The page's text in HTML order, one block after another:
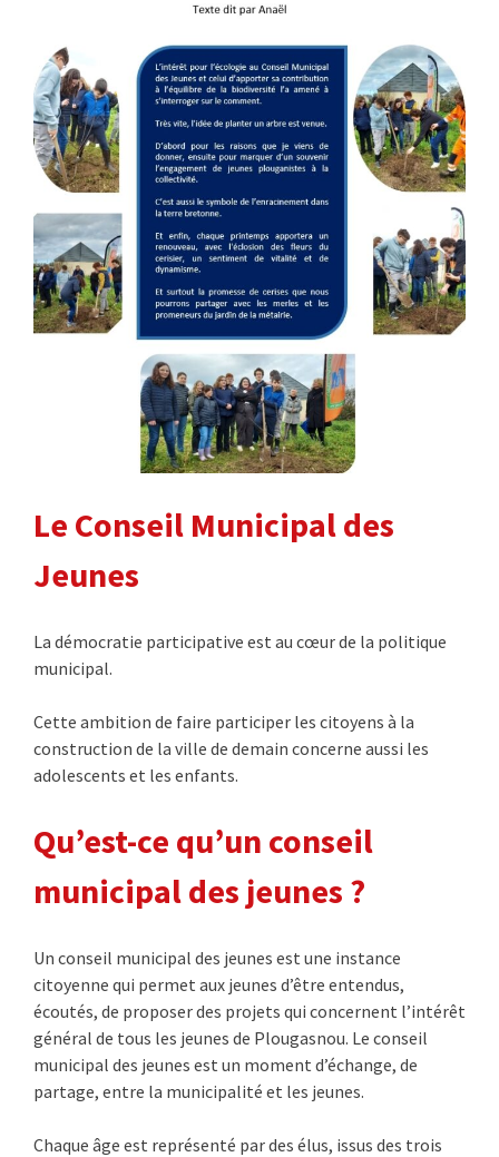
Le Conseil Municipal des
Jeunes
La démocratie participative est au cœur de la politique
municipal.
Cette ambition de faire participer les citoyens à la
construction de la ville de demain concerne aussi les
adolescents et les enfants.
Qu’est-ce qu’un conseil
municipal des jeunes ?
Un conseil municipal des jeunes est une instance
citoyenne qui permet aux jeunes d’être entendus,
écoutés, de proposer des projets qui concernent l’intérêt
général de tous les jeunes de Plougasnou. Le conseil
municipal des jeunes est un moment d’échange, de
partage, entre la municipalité et les jeunes.
Chaque âge est représenté par des élus, issus des trois